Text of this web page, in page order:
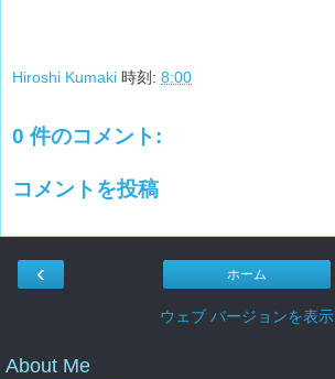
Hiroshi Kumaki 時刻: 8:00
0 件のコメント:
コメントを投稿
‹ ホーム
ウェブ バージョンを表示
About Me